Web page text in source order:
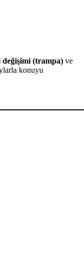
değişimi (trampa) ve
konuyu